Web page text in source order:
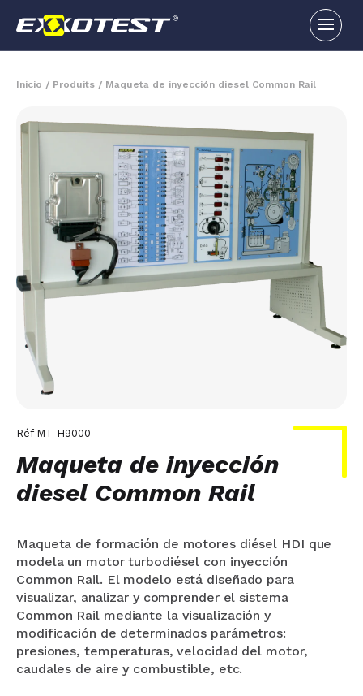
Inicio / Produits / Maqueta de inyección diesel Common Rail
Réf MT-H9000
Maqueta de inyección
diesel Common Rail
Maqueta de formación de motores diésel HDI que
modela un motor turbodiésel con inyección
Common Rail. El modelo está diseñado para
visualizar, analizar y comprender el sistema
Common Rail mediante la visualización y
modificación de determinados parámetros:
presiones, temperaturas, velocidad del motor,
caudales de aire y combustible, etc.